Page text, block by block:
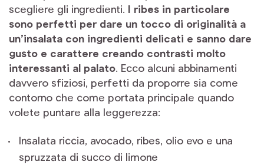
scegliere gli ingredienti. I ribes in particolare
sono perfetti per dare un tocco di originalità a
un’insalata con ingredienti delicati e sanno dare
gusto e carattere creando contrasti molto
interessanti al palato. Ecco alcuni abbinamenti
davvero sfiziosi, perfetti da proporre sia come
contorno che come portata principale quando
volete puntare alla leggerezza:
Insalata riccia, avocado, ribes, olio evo e una
spruzzata di succo di limone